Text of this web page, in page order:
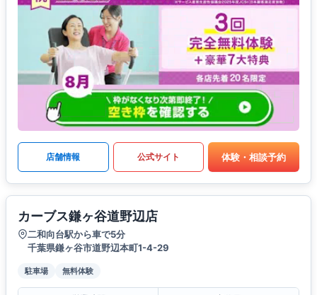
店舗情報 公式サイト 体験・相談予約
カーブス鎌ヶ谷道野辺店
二和向台駅から車で5分
千葉県鎌ヶ谷市道野辺本町1-4-29
駐車場 無料体験